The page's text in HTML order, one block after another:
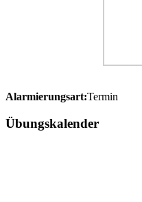
Alarmierungsart:Termin
Übungskalender